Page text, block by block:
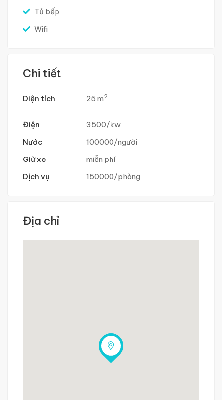
Tủ bếp
Wifi
Chi tiết
Diện tích 25 m2
Điện
3500/kw
Nước
100000/người
Giữ xe
miễn phí
Dịch vụ
150000/phòng
Địa chỉ